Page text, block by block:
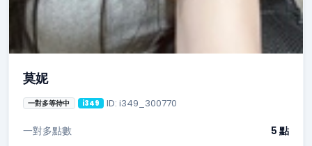
莫妮
一對多等待中 i349 ID: i349_300770
一對多點數
5 點